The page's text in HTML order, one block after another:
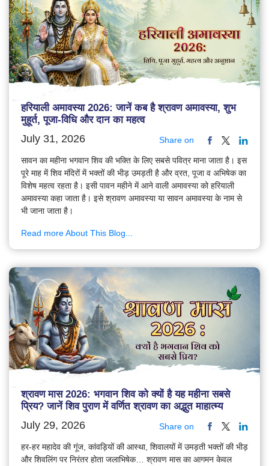
हरियाली अमावस्या 2026: जानें कब है श्रावण अमावस्या, शुभ
मुहूर्त, पूजा-विधि और दान का महत्व
July 31, 2026 Share on
सावन का महीना भगवान शिव की भक्ति के लिए सबसे पवित्र माना जाता है। इस
पूरे माह में शिव मंदिरों में भक्तों की भीड़ उमड़ती है और व्रत, पूजा व अभिषेक का
विशेष महत्व रहता है। इसी पावन महीने में आने वाली अमावस्या को हरियाली
अमावस्या कहा जाता है। इसे श्रावण अमावस्या या सावन अमावस्या के नाम से
भी जाना जाता है।
Read more About This Blog...
श्रावण मास 2026: भगवान शिव को क्यों है यह महीना सबसे
प्रिय? जानें शिव पुराण में वर्णित श्रावण का अद्भुत माहात्म्य
July 29, 2026 Share on
हर-हर महादेव की गूंज, कांवड़ियों की आस्था, शिवालयों में उमड़ती भक्तों की भीड़
और शिवलिंग पर निरंतर होता जलाभिषेक… श्रावण मास का आगमन केवल